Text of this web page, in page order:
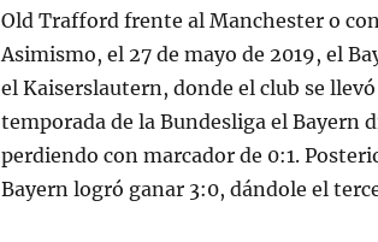
Old Trafford frente al Manchester o
Asimismo, el 27 de mayo de 2019, el
el Kaiserslautern, donde el club se
temporada de la Bundesliga el Bayern
perdiendo con marcador de 0:1.
Bayern logró ganar 3:0, dándole el